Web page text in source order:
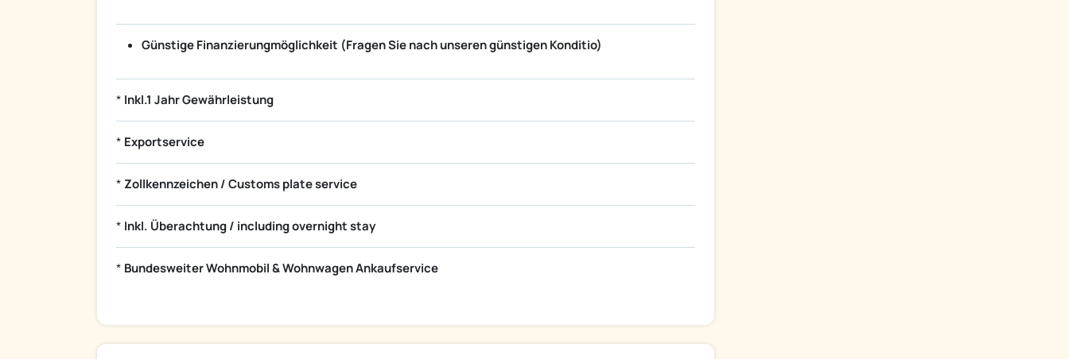
Günstige Finanzierungmöglichkeit (Fragen Sie nach unseren günstigen Konditio)
* Inkl.1 Jahr Gewährleistung
* Exportservice
*Zollkennzeichen / Customs plate service
* Inkl. Überachtung / including overnight stay
* Bundesweiter Wohnmobil & Wohnwagen Ankaufservice